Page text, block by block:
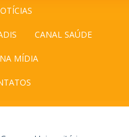
CANAL SAÚDE
MÍDIA